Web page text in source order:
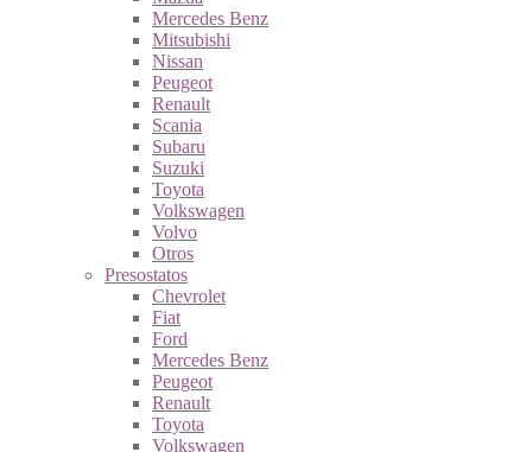
Mercedes Benz
Mitsubishi
Nissan
Peugeot
Renault
Scania
Subaru
Suzuki
Toyota
Volkswagen
Volvo
Otros
Presostatos
Chevrolet
Fiat
Ford
Mercedes Benz
Peugeot
Renault
Toyota
Volkswagen